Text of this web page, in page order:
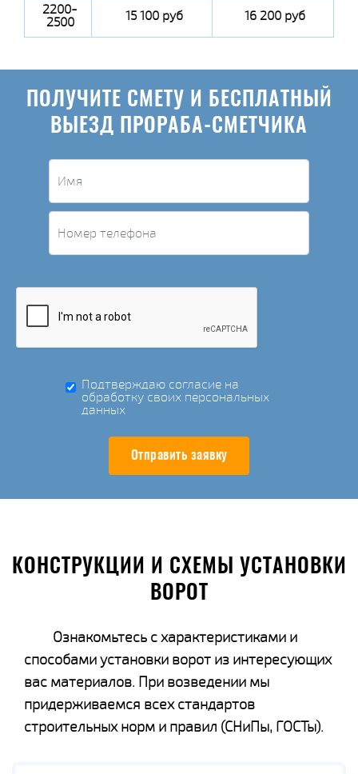
2200-
2500 15 100 руб 16 200 руб
ПОЛУЧИТЕ СМЕТУ И БЕСПЛАТНЫЙ
ВЫЕЗД ПРОРАБА-СМЕТЧИКА
Подтверждаю согласие на
обработку своих персональных
данных
Отправить заявку
КОНСТРУКЦИИ И СХЕМЫ УСТАНОВКИ
ВОРОТ
Ознакомьтесь с характеристиками и
способами установки ворот из интересующих
вас материалов. При возведении мы
придерживаемся всех стандартов
строительных норм и правил (СНиПы, ГОСТы).